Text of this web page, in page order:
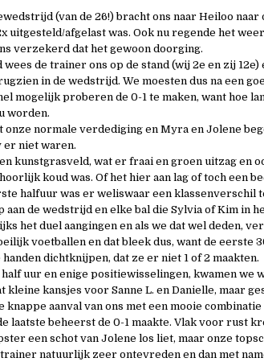
(van de 26!) bracht ons naar Heiloo naar
uitgesteld/afgelast was. Ook nu regende het
verzekerd dat het gewoon doorging.
de trainer ons op de stand (wij 2e en zij
in de wedstrijd. We moesten dus na een
mogelijk proberen de 0-1 te maken, want hoe
worden.
onze normale verdediging en Myra en Jolene
er niet waren.
kunstgrasveld, wat er fraai en groen uitzag en
koud was. Of het hier aan lag of toch een
halfuur was er weliswaar een klassenverschil
aan de wedstrijd en elke bal die Sylvia of Kim in
het duel aangingen en als we dat wel deden,
voetballen en dat bleek dus, want de eerste
dichtknijpen, dat ze er niet 1 of 2 maakten.
uur en enige positiewisselingen, kwamen we
kleine kansjes voor Sanne L. en Danielle, maar
knappe aanval van ons met een mooie
laatste beheerst de 0-1 maakte. Vlak voor rust
een schot van Jolene los liet, maar onze
natuurlijk zeer ontevreden en dan met